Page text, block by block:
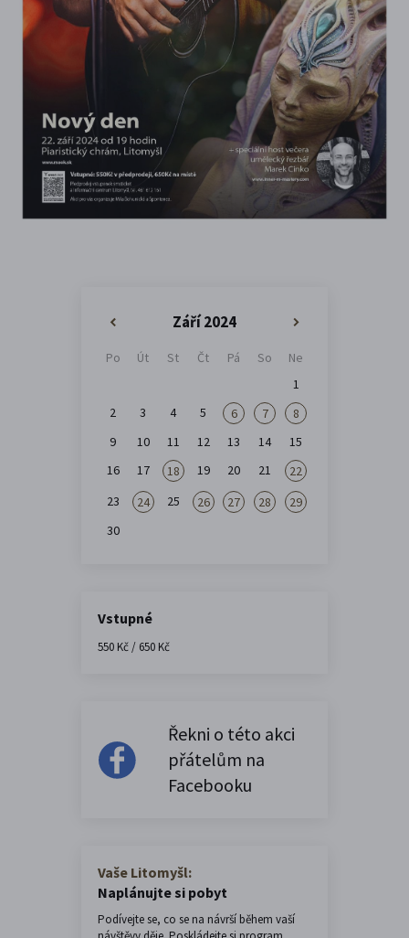
Září 2024
Po Út St Čt Pá So
Ne
1
2
3 4 5 6 7
8
9
10 11 12 13 14
15
16
17 18 19 20 21
22
23
24 25 26 27 28
29
30
Vstupné
550 Kč / 650 Kč
Řekni o této akci
přátelům na
Facebooku
Vaše Litomyšl:
Naplánujte si pobyt
Podívejte se, co se na návrší během vaší